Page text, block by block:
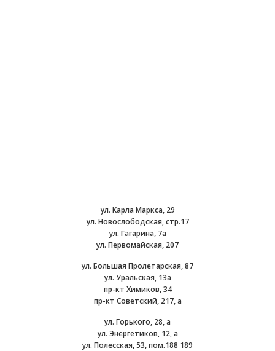
ул. Карла Маркса, 29
ул. Новослободская, стр.17
ул. Гагарина, 7а
ул. Первомайская, 207
ул. Большая Пролетарская, 87
ул. Уральская, 13а
пр-кт Химиков, 34
пр-кт Советский, 217, а
ул. Горького, 28, а
ул. Энергетиков, 12, а
ул. Полесская, 53, пом.188 189